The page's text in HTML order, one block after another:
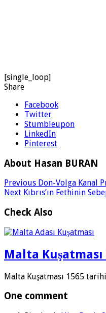
[single_loop]
Share
Facebook
Twitter
Stumbleupon
LinkedIn
Pinterest
About Hasan BURAN
Previous Don-Volga Kanal
Next Kıbrıs’ın Fethinin
Check Also
Malta Kuşatması
Malta Kuşatması 1565
One comment